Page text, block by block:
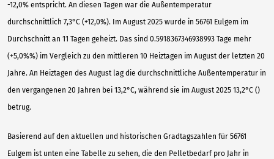
-12,0% entspricht. An diesen Tagen war die Außentemperatur
durchschnittlich 7,3°C (+12,0%). Im August 2025 wurde in 56761 Eulgem im
Durchschnitt an 11 Tagen geheizt. Das sind 0.5918367346938993 Tage mehr
(+5,0%%) im Vergleich zu den mittleren 10 Heiztagen im August der letzten 20
Jahre. An Heiztagen des August lag die durchschnittliche Außentemperatur in
den vergangenen 20 Jahren bei 13,2°C, während sie im August 2025 13,2°C ()
betrug.
Basierend auf den aktuellen und historischen Gradtagszahlen für 56761
Eulgem ist unten eine Tabelle zu sehen, die den Pelletbedarf pro Jahr in